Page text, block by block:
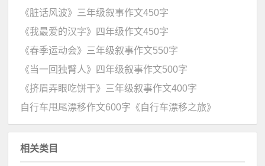
《脏话风波》三年级叙事作文450字
《我最爱的汉字》四年级作文450字
《春季运动会》三年级叙事作文550字
《当一回独臂人》四年级叙事作文500字
《挤眉弄眼吃饼干》三年级叙事作文400字
自行车甩尾漂移作文600字《自行车漂移之旅》
相关类目